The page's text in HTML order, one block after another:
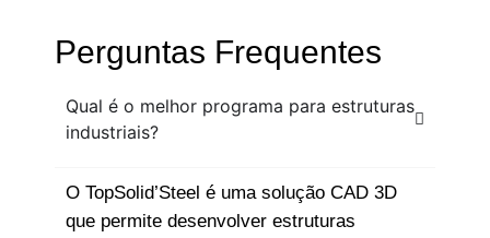
Perguntas Frequentes
Qual é o melhor programa para estruturas
industriais?
O TopSolid’Steel é uma solução CAD 3D
que permite desenvolver estruturas